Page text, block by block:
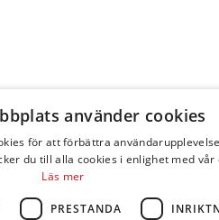
använder cookies
för att förbättra
du till alla cookies i enlighet med vår
Läs mer
PRESTANDA